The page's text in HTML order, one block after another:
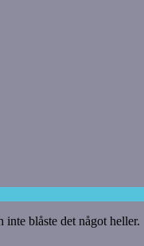
blåste det något heller.